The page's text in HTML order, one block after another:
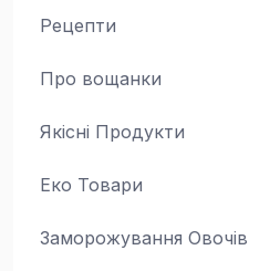
Рецепти
Про вощанки
Якісні Продукти
Еко Товари
Заморожування Овочів